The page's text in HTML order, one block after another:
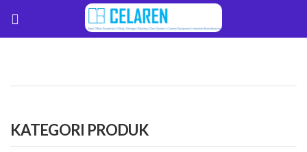
KATEGORI PRODUK